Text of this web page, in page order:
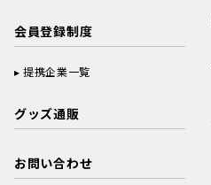
会員登録制度
提携企業一覧
グッズ通販
お問い合わせ